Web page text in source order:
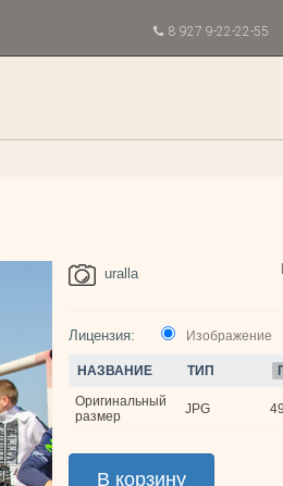
8 927 9-22-22-55
uralla
Лицензия: Изображение
НАЗВАНИЕ ТИП
Оригинальный
размер
JPG